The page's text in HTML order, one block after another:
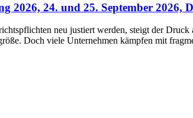
2026, 24. und 25. September 2026,
neu justiert werden, steigt der
Doch viele Unternehmen kämpfen mit